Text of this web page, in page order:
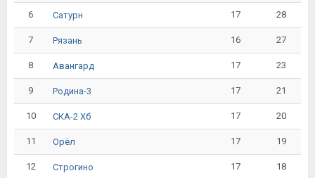
6 Сатурн 17 28
7 Рязань 16 27
8 Авангард 17 23
9 Родина-3 17 21
10 СКА-2 Хб 17 20
11 Орёл 17 19
12 Строгино 17 18